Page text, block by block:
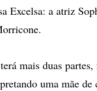
Excelsa: a atriz
mais duas
uma mãe